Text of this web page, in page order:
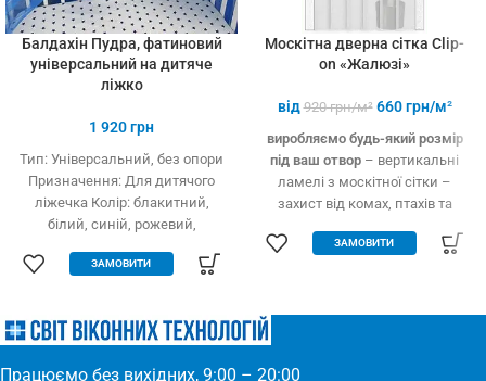
Балдахін Пудра, фатиновий
універсальний на дитяче
ліжко
1 920грн
Тип: Універсальний, без опори
Призначення: Для дитячого
ліжечка Колір: блакитний,
білий, синій, рожевий,
(Євросітка) Розміри: 1,8 х 9 м
ЗАМОВИТИ
Москітна дверна сітка Clip-
on «Жалюзі»
від 920грн/м² 660грн/м²
виробляємо будь-який розмір
під ваш отвор – вертикальні
ламелі з москітної сітки –
захист від комах, птахів та
пропускає повітря – підходить
метал – елементарно
ЗАМОВИТИ
Працюємо без вихідних, 9:00 – 20:00